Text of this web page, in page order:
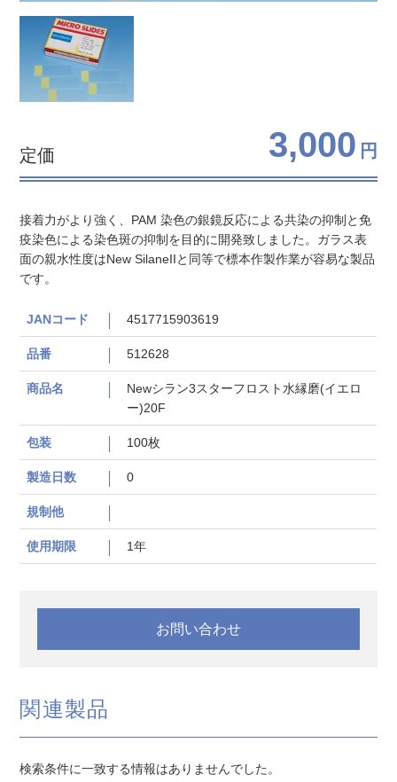
定価 3,000 円
接着力がより強く、PAM 染色の銀鏡反応による共染の抑制と免
疫染色による染色斑の抑制を目的に開発致しました。ガラス表
面の親水性度はNew SilaneIIと同等で標本作製作業が容易な製品
です。
JANコード 4517715903619
品番 512628
商品名
Newシラン3スターフロスト水縁磨(イエロ
ー)20F
包装 100枚
製造日数 0
規制他
使用期限 1年
お問い合わせ
関連製品
検索条件に一致する情報はありませんでした。